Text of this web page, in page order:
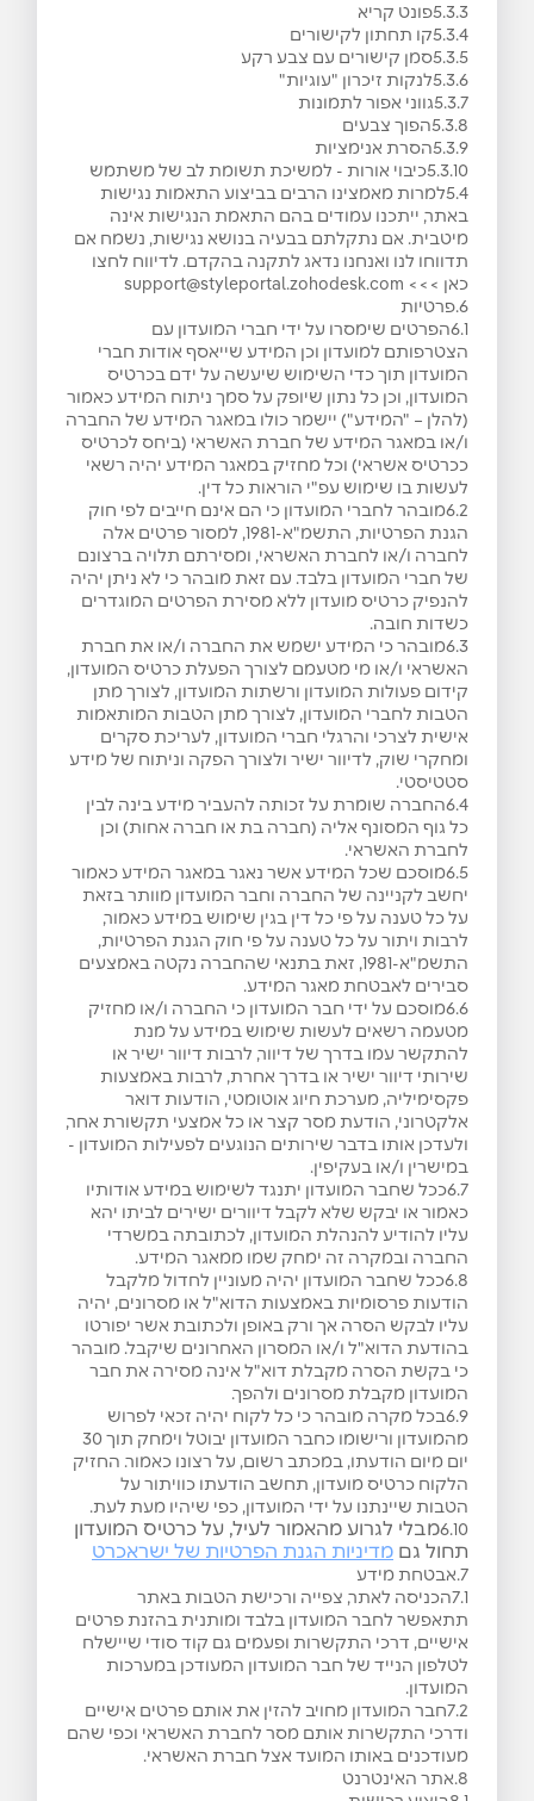
5.3.3פונט קריא
5.3.4קו תחתון לקישורים
5.3.5סמן קישורים עם צבע רקע
5.3.6לנקות זיכרון "עוגיות"
5.3.7גווני אפור לתמונות
5.3.8הפוך צבעים
5.3.9הסרת אנימציות
5.3.10כיבוי אורות - למשיכת תשומת לב של משתמש
5.4למרות מאמצינו הרבים בביצוע התאמות נגישות
באתר, ייתכנו עמודים בהם התאמת הנגישות אינה
מיטבית. אם נתקלתם בבעיה בנושא נגישות, נשמח אם
תדווחו לנו ואנחנו נדאג לתקנה בהקדם. לדיווח לחצו
כאן >>> support@styleportal.zohodesk.com
6.פרטיות
6.1הפרטים שימסרו על ידי חברי המועדון עם
הצטרפותם למועדון וכן המידע שייאסף אודות חברי
המועדון תוך כדי השימוש שיעשה על ידם בכרטיס
המועדון, וכן כל נתון שיופק על סמך ניתוח המידע כאמור
(להלן – "המידע") יישמר כולו במאגר המידע של החברה
ו/או במאגר המידע של חברת האשראי (ביחס לכרטיס
ככרטיס אשראי) וכל מחזיק במאגר המידע יהיה רשאי
לעשות בו שימוש עפ"י הוראות כל דין.
6.2מובהר לחברי המועדון כי הם אינם חייבים לפי חוק
הגנת הפרטיות, התשמ"א-1981, למסור פרטים אלה
לחברה ו/או לחברת האשראי, ומסירתם תלויה ברצונם
של חברי המועדון בלבד. עם זאת מובהר כי לא ניתן יהיה
להנפיק כרטיס מועדון ללא מסירת הפרטים המוגדרים
כשדות חובה.
6.3מובהר כי המידע ישמש את החברה ו/או את חברת
האשראי ו/או מי מטעמם לצורך הפעלת כרטיס המועדון,
קידום פעולות המועדון ורשתות המועדון, לצורך מתן
הטבות לחברי המועדון, לצורך מתן הטבות המותאמות
אישית לצרכי והרגלי חברי המועדון, לעריכת סקרים
ומחקרי שוק, לדיוור ישיר ולצורך הפקה וניתוח של מידע
סטטיסטי.
6.4החברה שומרת על זכותה להעביר מידע בינה לבין
כל גוף המסונף אליה (חברה בת או חברה אחות) וכן
לחברת האשראי.
6.5מוסכם שכל המידע אשר נאגר במאגר המידע כאמור
יחשב לקניינה של החברה וחבר המועדון מוותר בזאת
על כל טענה על פי כל דין בגין שימוש במידע כאמור,
לרבות ויתור על כל טענה על פי חוק הגנת הפרטיות,
התשמ"א-1981, זאת בתנאי שהחברה נקטה באמצעים
סבירים לאבטחת מאגר המידע.
6.6מוסכם על ידי חבר המועדון כי החברה ו/או מחזיק
מטעמה רשאים לעשות שימוש במידע על מנת
להתקשר עמו בדרך של דיוור, לרבות דיוור ישיר או
שירותי דיוור ישיר או בדרך אחרת, לרבות באמצעות
פקסימיליה, מערכת חיוג אוטומטי, הודעות דואר
אלקטרוני, הודעת מסר קצר או כל אמצעי תקשורת אחר,
ולעדכן אותו בדבר שירותים הנוגעים לפעילות המועדון -
במישרין ו/או בעקיפין.
6.7ככל שחבר המועדון יתנגד לשימוש במידע אודותיו
כאמור או יבקש שלא לקבל דיוורים ישירים לביתו יהא
עליו להודיע להנהלת המועדון, לכתובתה במשרדי
החברה ובמקרה זה ימחק שמו ממאגר המידע.
6.8ככל שחבר המועדון יהיה מעוניין לחדול מלקבל
הודעות פרסומיות באמצעות הדוא"ל או מסרונים, יהיה
עליו לבקש הסרה אך ורק באופן ולכתובת אשר יפורטו
בהודעת הדוא"ל ו/או המסרון האחרונים שיקבל. מובהר
כי בקשת הסרה מקבלת דוא"ל אינה מסירה את חבר
המועדון מקבלת מסרונים ולהפך.
6.9בכל מקרה מובהר כי כל לקוח יהיה זכאי לפרוש
מהמועדון ורישומו כחבר המועדון יבוטל וימחק תוך 30
יום מיום הודעתו, במכתב רשום, על רצונו כאמור. החזיק
הלקוח כרטיס מועדון, תחשב הודעתו כוויתור על
הטבות שיינתנו על ידי המועדון, כפי שיהיו מעת לעת.
6.10מבלי לגרוע מהאמור לעיל, על כרטיס המועדון
תחול גם מדיניות הגנת הפרטיות של ישראכרט
7.אבטחת מידע
7.1הכניסה לאתר, צפייה ורכישת הטבות באתר
תתאפשר לחבר המועדון בלבד ומותנית בהזנת פרטים
אישיים, דרכי התקשרות ופעמים גם קוד סודי שיישלח
לטלפון הנייד של חבר המועדון המעודכן במערכות
המועדון.
7.2חבר המועדון מחויב להזין את אותם פרטים אישיים
ודרכי התקשרות אותם מסר לחברת האשראי וכפי שהם
מעודכנים באותו המועד אצל חברת האשראי.
8.אתר האינטרנט